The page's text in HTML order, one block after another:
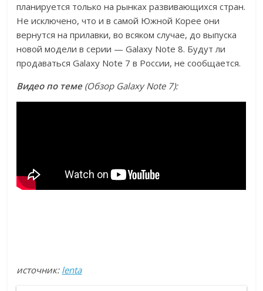
планируется только на рынках развивающихся стран.
Не исключено, что и в самой Южной Корее они
вернутся на прилавки, во всяком случае, до выпуска
новой модели в серии — Galaxy Note 8. Будут ли
продаваться Galaxy Note 7 в России, не сообщается.
Видео по теме(Обзор Galaxy Note 7):
источник: lenta